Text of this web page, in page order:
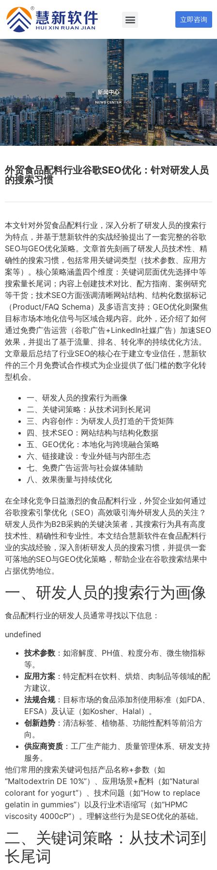
立即咨询
外贸食品配料行业谷歌SEO优化：针对研发人员
的搜索习惯
本文针对外贸食品配料行业，深入分析了研发人员的搜索行
为特点，并基于慧新软件的实战经验提出了一套完整的谷歌
SEO与GEO优化策略。文章首先刻画了研发人员技术性、精
确性的搜索习惯，包括常用关键词类型（技术参数、应用方
案等）。核心策略涵盖四个维度：关键词层面优先选择中等
搜索量长尾词；内容上创建技术对比、配方指南、案例研究
等干货；技术SEO方面强调清晰网站结构、结构化数据标记
（Product/FAQ Schema）及多语言支持；GEO优化则聚焦
目标市场本地化信号与区域合规内容。此外，还介绍了如何
通过免费广告运营（谷歌广告+LinkedIn社媒广告）加速SEO
效果，并提出了基于流量、排名、转化率的持续优化方法。
文章最后总结了行业SEO的核心在于建立专业信任，慧新软
件的三个月免费试合作模式为企业提供了低门槛的数字化转
型机会。
一、研发人员的搜索行为画像
二、关键词策略：从技术词到长尾词
三、内容创作：为研发人员打造的干货矩阵
四、技术SEO：网站结构与结构化数据
五、GEO优化：本地化与跨境融合策略
六、链接建设：专业外链与内部生态
七、免费广告运营与社会媒体辅助
八、效果衡量与持续优化
在全球化竞争日益激烈的食品配料行业，外贸企业如何通过
谷歌搜索引擎优化（SEO）高效吸引海外研发人员的关注？
研发人员作为B2B采购的关键决策者，其搜索行为具有高度
技术性、精确性和专业性。本文结合慧新软件在食品配料行
业的实战经验，深入剖析研发人员的搜索习惯，并提供一套
可落地的SEO与GEO优化策略，帮助企业在谷歌搜索结果中
占据优势地位。
一、研发人员的搜索行为画像
食品配料行业的研发人员通常寻找以下信息：
undefined
技术参数 ：如溶解度、PH值、粒度分布、微生物指标
等。
应用方案 ：特定配料在饮料、烘焙、肉制品等领域的配
方建议。
法规合规：目标市场的食品添加剂使用标准（如FDA、
EFSA）及认证（如Kosher、Halal）。
创新趋势 ：清洁标签、植物基、功能性配料等前沿方
向。
供应商资质 ：工厂生产能力、质量管理体系、研发支持
服务。
他们常用的搜索关键词包括产品名称+参数（如
“Maltodextrin DE 10%”）、应用场景+配料（如“Natural
colorant for yogurt”）、技术问题（如“How to replace
gelatin in gummies”）以及行业术语缩写（如“HPMC
viscosity 4000cP”）。理解这些行为是SEO优化的基础。
二、关键词策略：从技术词到
长尾词